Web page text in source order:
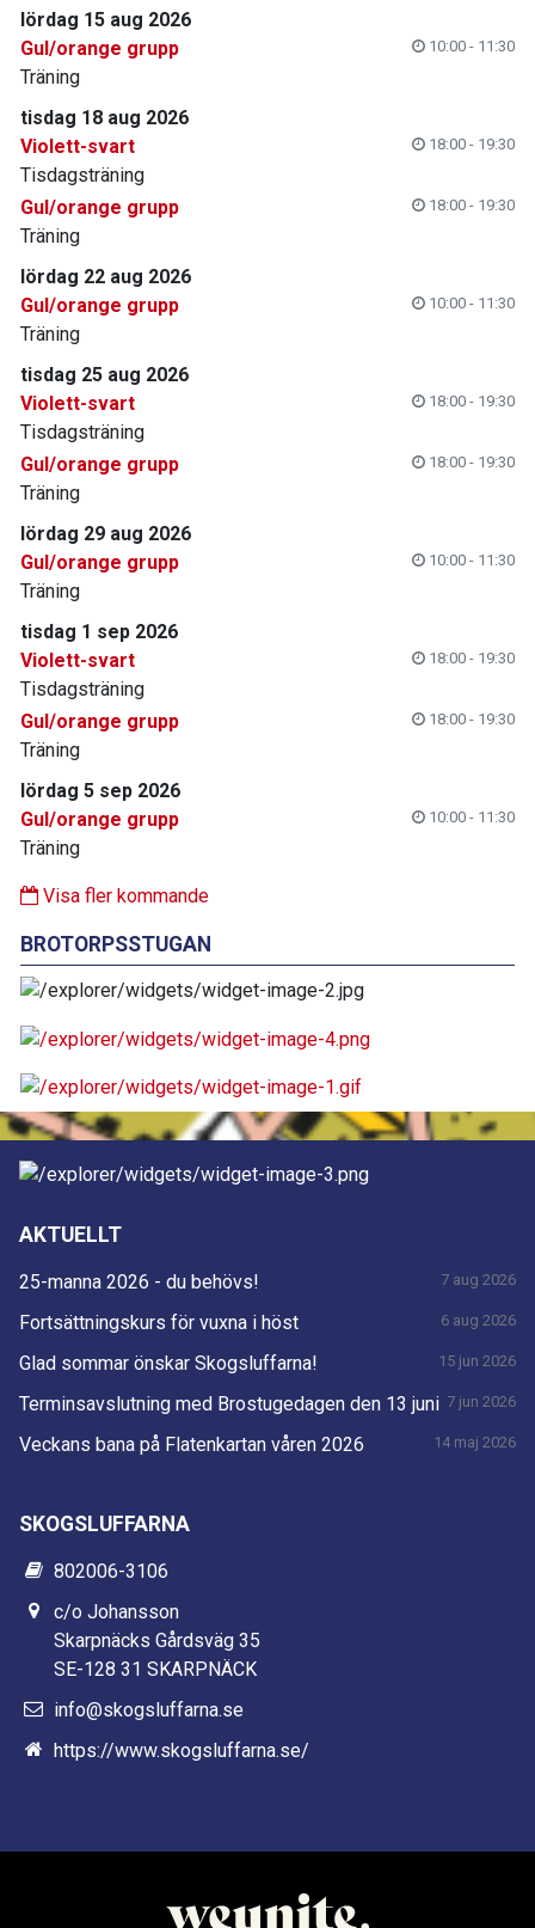
lördag 15 aug 2026
Gul/orange grupp
10:00 - 11:30
Träning
tisdag 18 aug 2026
Violett-svart
18:00 - 19:30
Tisdagsträning
Gul/orange grupp
18:00 - 19:30
Träning
lördag 22 aug 2026
Gul/orange grupp
10:00 - 11:30
Träning
tisdag 25 aug 2026
Violett-svart
18:00 - 19:30
Tisdagsträning
Gul/orange grupp
18:00 - 19:30
Träning
lördag 29 aug 2026
Gul/orange grupp
10:00 - 11:30
Träning
tisdag 1 sep 2026
Violett-svart
18:00 - 19:30
Tisdagsträning
Gul/orange grupp
18:00 - 19:30
Träning
lördag 5 sep 2026
Gul/orange grupp
10:00 - 11:30
Träning
Visa fler kommande
BROTORPSSTUGAN
AKTUELLT
25-manna 2026 - du behövs! 7 aug 2026
Fortsättningskurs för vuxna i höst 6 aug 2026
Glad sommar önskar Skogsluffarna! 15 jun 2026
Terminsavslutning med Brostugedagen den 13 juni 7 jun 2026
Veckans bana på Flatenkartan våren 2026 14 maj 2026
SKOGSLUFFARNA
802006-3106
c/o Johansson
Skarpnäcks Gårdsväg 35
SE-128 31 SKARPNÄCK
info@skogsluffarna.se
https://www.skogsluffarna.se/